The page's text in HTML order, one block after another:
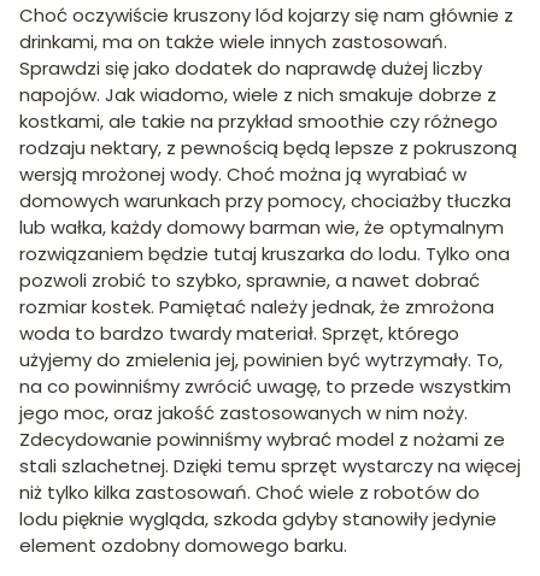
Choć oczywiście kruszony lód kojarzy się nam głównie z
drinkami, ma on także wiele innych zastosowań.
Sprawdzi się jako dodatek do naprawdę dużej liczby
napojów. Jak wiadomo, wiele z nich smakuje dobrze z
kostkami, ale takie na przykład smoothie czy różnego
rodzaju nektary, z pewnością będą lepsze z pokruszoną
wersją mrożonej wody. Choć można ją wyrabiać w
domowych warunkach przy pomocy, chociażby tłuczka
lub wałka, każdy domowy barman wie, że optymalnym
rozwiązaniem będzie tutaj kruszarka do lodu. Tylko ona
pozwoli zrobić to szybko, sprawnie, a nawet dobrać
rozmiar kostek. Pamiętać należy jednak, że zmrożona
woda to bardzo twardy materiał. Sprzęt, którego
użyjemy do zmielenia jej, powinien być wytrzymały. To,
na co powinniśmy zwrócić uwagę, to przede wszystkim
jego moc, oraz jakość zastosowanych w nim noży.
Zdecydowanie powinniśmy wybrać model z nożami ze
stali szlachetnej. Dzięki temu sprzęt wystarczy na więcej
niż tylko kilka zastosowań. Choć wiele z robotów do
lodu pięknie wygląda, szkoda gdyby stanowiły jedynie
element ozdobny domowego barku.